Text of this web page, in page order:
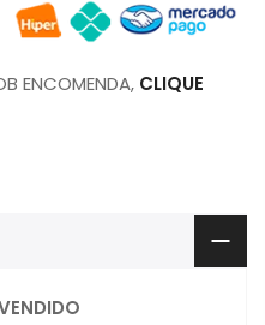
ENCOMENDA, CLIQUE